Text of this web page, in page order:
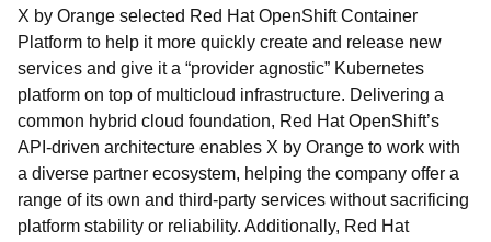
X by Orange selected Red Hat OpenShift Container
Platform to help it more quickly create and release new
services and give it a “provider agnostic” Kubernetes
platform on top of multicloud infrastructure. Delivering a
common hybrid cloud foundation, Red Hat OpenShift’s
API-driven architecture enables X by Orange to work with
a diverse partner ecosystem, helping the company offer a
range of its own and third-party services without sacrificing
platform stability or reliability. Additionally, Red Hat